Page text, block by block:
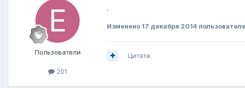
Пользователи
201
.
Изменено 17 декабря 2014
Цитата